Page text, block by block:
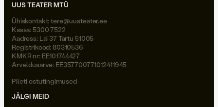
UUS TEATER MTÜ
Ühiskontakt:tere@uusteater.ee
Kassa: 5300 7522
Aadress: Lai 37 Tartu 51005
Registrikood: 80310536
KMKR nr: EE101744427
Arveldusarve: EE357700771012411945
Pileti ostutingimused
JÄLGI MEID